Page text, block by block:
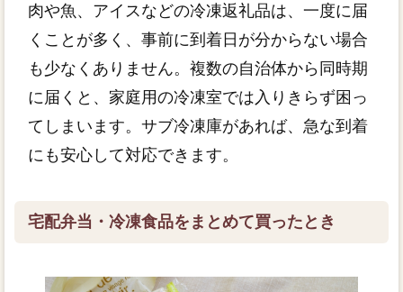
肉や魚、アイスなどの冷凍返礼品は、一度に届
くことが多く、事前に到着日が分からない場合
も少なくありません。複数の自治体から同時期
に届くと、家庭用の冷凍室では入りきらず困っ
てしまいます。サブ冷凍庫があれば、急な到着
にも安心して対応できます。
宅配弁当・冷凍食品をまとめて買ったとき